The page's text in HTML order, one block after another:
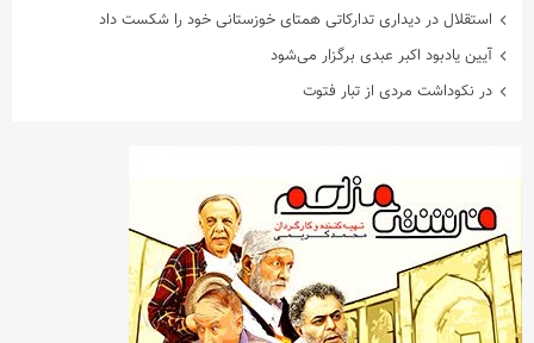
استقلال در دیداری تدارکاتی همتای خوزستانی خود را شکست داد
آیین یادبود اکبر عبدی برگزار می‌شود
در نکوداشت مردی از تبار فتوت